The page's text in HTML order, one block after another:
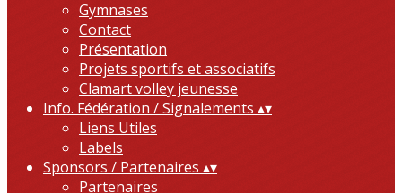
Gymnases
Contact
Présentation
Projets sportifs et associatifs
Clamart volley jeunesse
Info. Fédération / Signalements ▴▾
Liens Utiles
Labels
Sponsors / Partenaires ▴▾
Partenaires